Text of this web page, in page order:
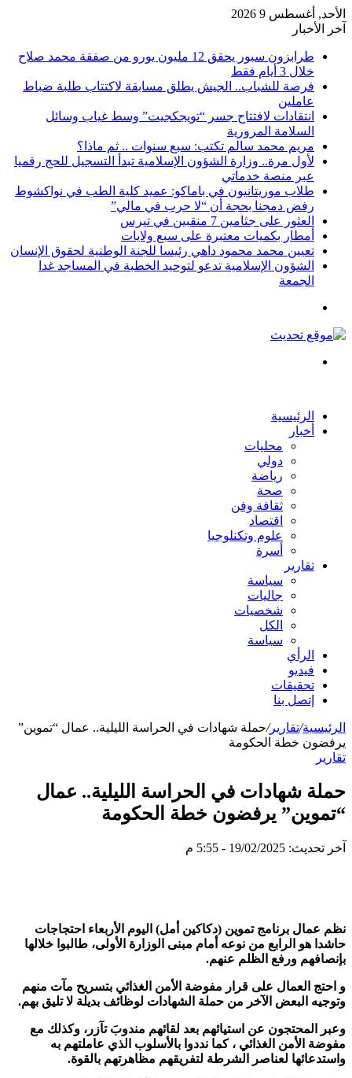
الأحد, أغسطس 9 2026
آخر الأخبار
طرابزون سبور يحقق 12 مليون يورو من صفقة محمد صلاح
خلال 3 أيام فقط
فرصة للشباب.. الجيش يطلق مسابقة لاكتتاب طلبة ضباط
عاملين
انتقادات لافتتاح جسر “تويجكجيت” وسط غياب وسائل
السلامة المرورية
مريم محمد سالم تكتب: سبع سنوات .. ثم ماذا؟
لأول مرة.. وزارة الشؤون الإسلامية تبدأ التسجيل للحج رقميا
عبر منصة خدماتي
طلاب موريتانيون في باماكو: عميد كلية الطب في نواكشوط
رفض دمجنا بحجة أن “لا حرب في مالي”
العثور على جثامين 7 منقبين في تيرس
أمطار بكميات معتبرة على سبع ولايات
تعيين محمد محمود داهي رئيسا للجنة الوطنية لحقوق الإنسان
الشؤون الإسلامية تدعو لتوحيد الخطبة في المساجد غدا
الجمعة
الرئيسية
أخبار
محليات
دولي
رياضة
صحة
ثقافة وفن
اقتصاد
علوم وتكنلوجيا
أسرة
تقارير
سياسة
جاليات
شخصيات
الكل
سياسة
الرأي
فيديو
تحقيقات
إتصل بنا
الرئيسية/تقارير/حملة شهادات في الحراسة الليلية.. عمال “تموين”
يرفضون خطة الحكومة
تقارير
حملة شهادات في الحراسة الليلية.. عمال
“تموين” يرفضون خطة الحكومة
آخر تحديث: 19/02/2025 - 5:55 م
نظم عمال برنامج تموين (دكاكين أمل) اليوم الأربعاء احتجاجات
حاشدا هو الرابع من نوعه أمام مبنى الوزارة الأولى، طالبوا خلالها
بإنصافهم ورفع الظلم عنهم.
و احتج العمال على قرار مفوضة الأمن الغذائي بتسريح مآت منهم
وتوجيه البعض الآخر من حملة الشهادات لوظائف بديلة لا تليق بهم.
وعبر المحتجون عن استيائهم بعد لقائهم مندوبَ تآزر، وكذلك مع
مفوضة الأمن الغذائي ، كما نددوا بالأسلوب الذي عاملتهم به
واستدعائها لعناصر الشرطة لتفريقهم مظاهرتهم بالقوة.